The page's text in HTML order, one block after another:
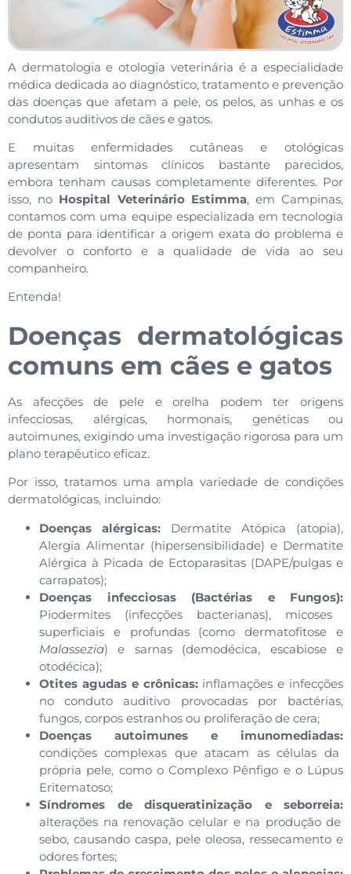
A dermatologia e otologia veterinária é a especialidade
médica dedicada ao diagnóstico, tratamento e prevenção
das doenças que afetam a pele, os pelos, as unhas e os
condutos auditivos de cães e gatos.
E muitas enfermidades cutâneas e otológicas
apresentam sintomas clínicos bastante parecidos,
embora tenham causas completamente diferentes. Por
isso, no Hospital Veterinário Estimma, em Campinas,
contamos com uma equipe especializada em tecnologia
de ponta para identificar a origem exata do problema e
devolver o conforto e a qualidade de vida ao seu
companheiro.
Entenda!
Doenças dermatológicas
comuns em cães e gatos
As afecções de pele e orelha podem ter origens
infecciosas, alérgicas, hormonais, genéticas ou
autoimunes, exigindo uma investigação rigorosa para um
plano terapêutico eficaz.
Por isso, tratamos uma ampla variedade de condições
dermatológicas, incluindo:
Doenças alérgicas: Dermatite Atópica (atopia),
Alergia Alimentar (hipersensibilidade) e Dermatite
Alérgica à Picada de Ectoparasitas (DAPE/pulgas e
carrapatos);
Doenças infecciosas (Bactérias e Fungos):
Piodermites (infecções bacterianas), micoses
superficiais e profundas (como dermatofitose e
Malassezia) e sarnas (demodécica, escabiose e
otodécica);
Otites agudas e crônicas:inflamações e infecções
no conduto auditivo provocadas por bactérias,
fungos, corpos estranhos ou proliferação de cera;
Doenças autoimunes e imunomediadas:
condições complexas que atacam as células da
própria pele, como o Complexo Pênfigo e o Lúpus
Eritematoso;
Síndromes de disqueratinização e seborreia:
alterações na renovação celular e na produção de
sebo, causando caspa, pele oleosa, ressecamento e
odores fortes;